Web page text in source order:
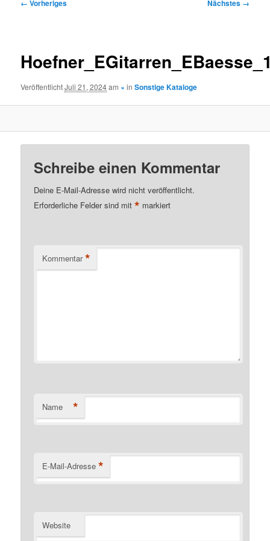
← Vorheriges Nächstes →
VeröffentlichtJuli 21, 2024am ×inSonstige Kataloge
Schreibe einen Kommentar
Deine E-Mail-Adresse wird nicht veröffentlicht.
Erforderliche Felder sind mit* markiert
Kommentar *
Name *
E-Mail-Adresse *
Website